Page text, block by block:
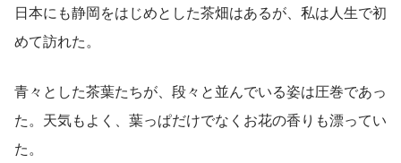
日本にも静岡をはじめとした茶畑はあるが、私は人生で初
めて訪れた。
青々とした茶葉たちが、段々と並んでいる姿は圧巻であっ
た。天気もよく、葉っぱだけでなくお花の香りも漂ってい
た。